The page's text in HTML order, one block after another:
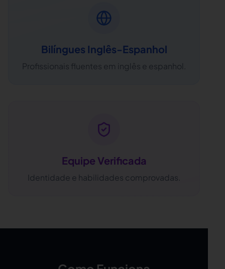
Bilíngues Inglês-Espanhol
Profissionais fluentes em inglês e espanhol.
Equipe Verificada
Identidade e habilidades comprovadas.